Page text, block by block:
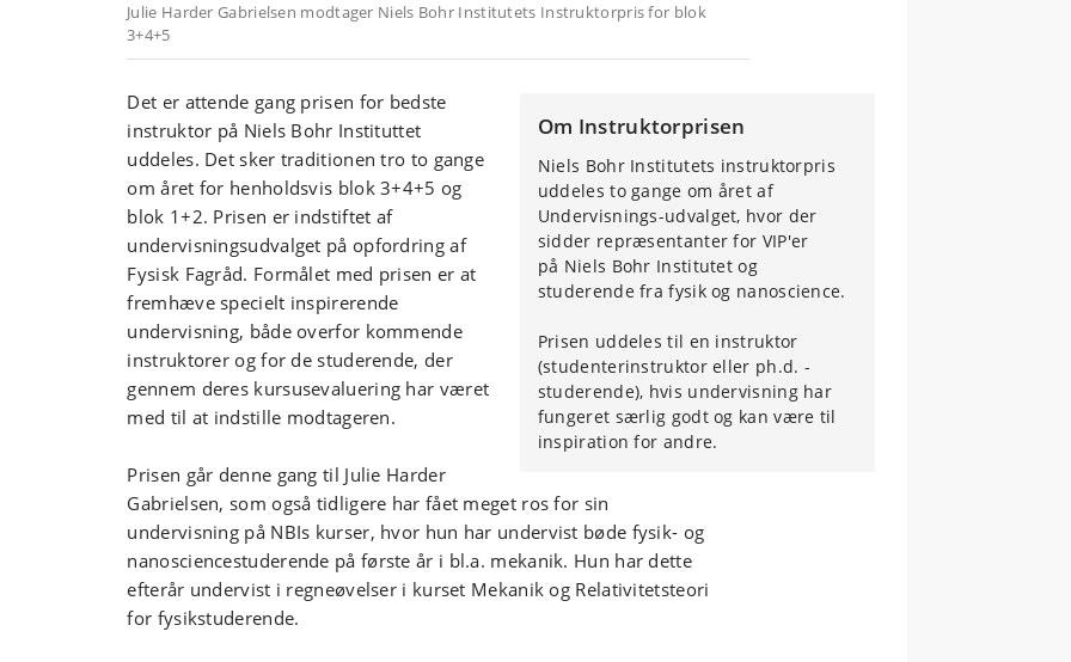
Julie Harder Gabrielsen modtager Niels Bohr Institutets Instruktorpris for blok
3+4+5
Om Instruktorprisen
Niels Bohr Institutets instruktorpris
uddeles to gange om året af
Undervisnings-udvalget, hvor der
sidder repræsentanter for VIP'er
på Niels Bohr Institutet og
studerende fra fysik og nanoscience.
Prisen uddeles til en instruktor
(studenterinstruktor eller ph.d. -
studerende), hvis undervisning har
fungeret særlig godt og kan være til
inspiration for andre.
Det er attende gang prisen for bedste
instruktor på Niels Bohr Instituttet
uddeles. Det sker traditionen tro to gange
om året for henholdsvis blok 3+4+5 og
blok 1+2. Prisen er indstiftet af
undervisningsudvalget på opfordring af
Fysisk Fagråd. Formålet med prisen er at
fremhæve specielt inspirerende
undervisning, både overfor kommende
instruktorer og for de studerende, der
gennem deres kursusevaluering har været
med til at indstille modtageren.
Prisen går denne gang til Julie Harder
Gabrielsen, som også tidligere har fået meget ros for sin
undervisning på NBIs kurser, hvor hun har undervist bøde fysik- og
nanosciencestuderende på første år i bl.a. mekanik. Hun har dette
efterår undervist i regneøvelser i kurset Mekanik og Relativitetsteori
for fysikstuderende.